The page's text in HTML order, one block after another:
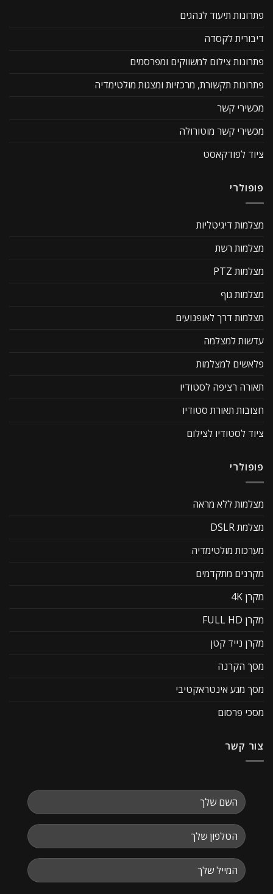
פתרונות תיעוד לנהגים
דיבורית לקסדה
פתרונות צילום למשווקים ומפרסמים
פתרונות תקשורת, מרכזיות ומצגות מולטימדיה
מכשירי קשר
מכשירי קשר מוטורולה
ציוד לפודקאסט
פופולרי
מצלמות דיגיטליות
מצלמות רשת
מצלמות PTZ
מצלמות גוף
מצלמות דרך לאופנועים
עדשות למצלמה
פלאשים למצלמות
תאורה רציפה לסטודיו
חצובות תאורת סטודיו
ציוד לסטודיו לצילום
פופולרי
מצלמות ללא מראה
מצלמת DSLR
מערכות מולטימדיה
מקרנים מתקדמים
מקרן 4K
מקרן FULL HD
מקרן נייד קטן
מסך הקרנה
מסך מגע אינטראקטיבי
מסכי פרסום
צור קשר